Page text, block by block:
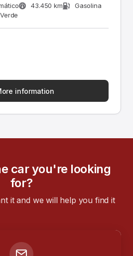
43.450 km
Gasolina
information
car you're looking
for?
it and we will help you find it